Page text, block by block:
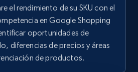
Comenzar ahora
el rendimiento de su SKU con el
en Google Shopping
oportunidades de
diferencias de precios y áreas
de productos.